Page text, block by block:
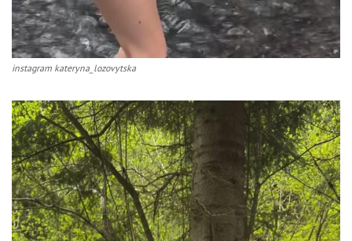
instagram kateryna_lozovytska